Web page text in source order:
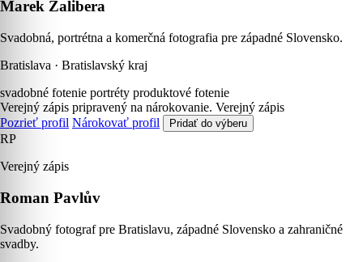
Marek Zalibera
Svadobná, portrétna a komerčná fotografia pre západné Slovensko.
Bratislava · Bratislavský kraj
svadobné fotenie portréty produktové fotenie
Verejný zápis pripravený na nárokovanie. Verejný zápis
Pozrieť profil Nárokovať profil Pridať do výberu
RP
Verejný zápis
Roman Pavlův
Svadobný fotograf pre Bratislavu, západné Slovensko a zahraničné
svadby.